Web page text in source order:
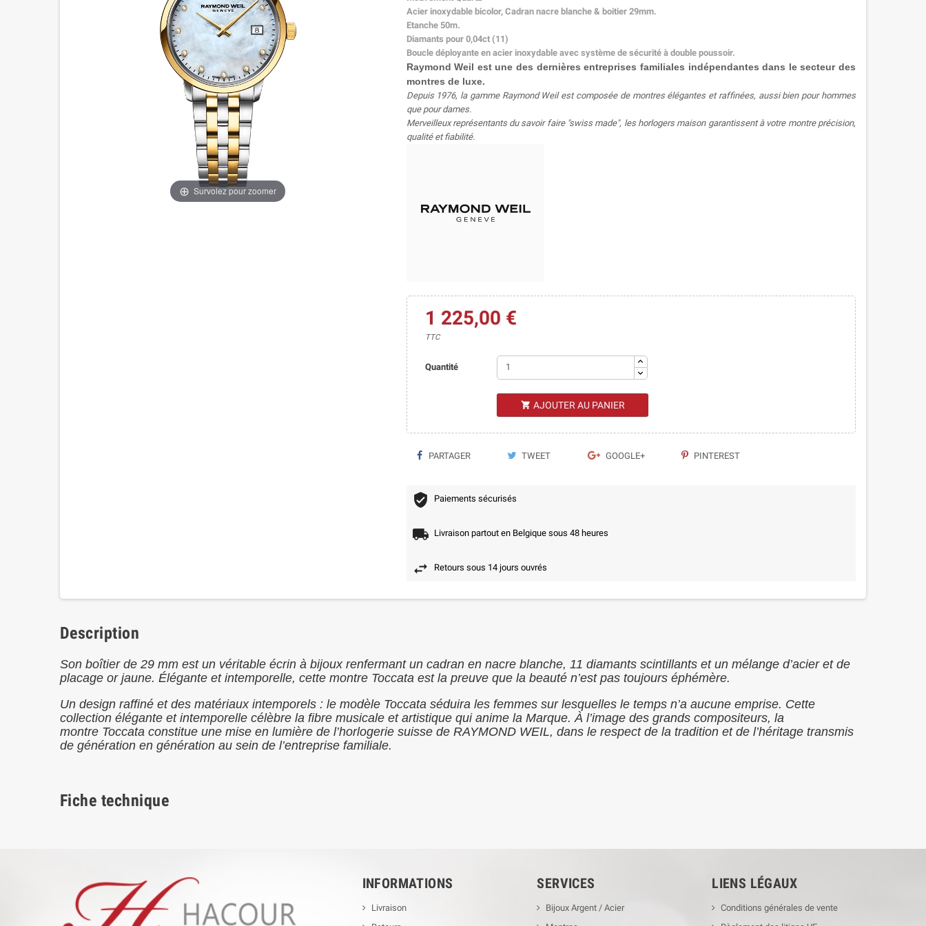
Survolez pour zoomer
Acier inoxydable bicolor, Cadran nacre blanche & boitier 29mm.
Etanche 50m.
Diamants pour 0,04ct (11)
Boucle déployante en acier inoxydable avec système de sécurité à double poussoir.
Raymond Weil est une des dernières entreprises familiales indépendantes dans le secteur des
montres de luxe.
Depuis 1976, la gamme Raymond Weil est composée de montres élégantes et raffinées, aussi bien pour hommes
que pour dames.
Merveilleux représentants du savoir faire "swiss made", les horlogers maison garantissent à votre montre précision,
qualité et fiabilité.
1 225,00 €
TTC
Quantité
 AJOUTER AU PANIER
PARTAGER TWEET GOOGLE+ PINTEREST
Paiements sécurisés
Livraison partout en Belgique sous 48 heures
Retours sous 14 jours ouvrés
Description
Son boîtier de 29 mm est un véritable écrin à bijoux renfermant un cadran en nacre blanche, 11 diamants scintillants et un mélange d’acier et de
placage or jaune. Élégante et intemporelle, cette montre Toccata est la preuve que la beauté n’est pas toujours éphémère.
Un design raffiné et des matériaux intemporels : le modèle Toccata séduira les femmes sur lesquelles le temps n’a aucune emprise. Cette
collection élégante et intemporelle célèbre la fibre musicale et artistique qui anime la Marque. À l’image des grands compositeurs, la
montre Toccata constitue une mise en lumière de l’horlogerie suisse de RAYMOND WEIL, dans le respect de la tradition et de l’héritage transmis
de génération en génération au sein de l’entreprise familiale.
Fiche technique
INFORMATIONS
Livraison
SERVICES
Bijoux Argent / Acier
LIENS LÉGAUX
Conditions générales de vente